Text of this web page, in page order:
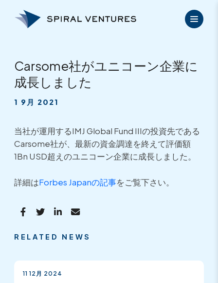
Carsome社がユニコーン企業に
成長しました
1 9月 2021
当社が運用するIMJ Global Fund IIIの投資先である
Carsome社が、最新の資金調達を終えて評価額
1Bn USD超えのユニコーン企業に成長しました。
詳細はForbes Japanの記事をご覧下さい。
RELATED NEWS
11 12月 2024